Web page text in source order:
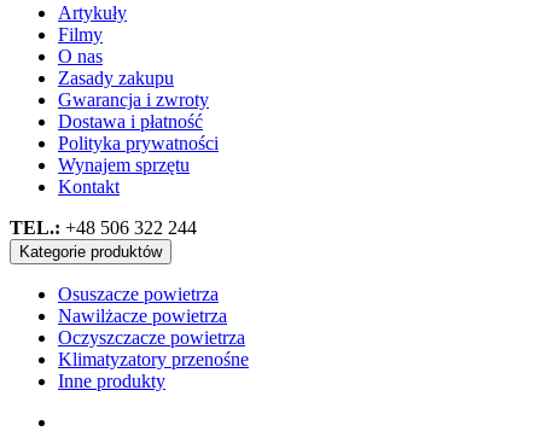
Artykuły
Filmy
O nas
Zasady zakupu
Gwarancja i zwroty
Dostawa i płatność
Polityka prywatności
Wynajem sprzętu
Kontakt
TEL.: +48 506 322 244
Kategorie produktów
Osuszacze powietrza
Nawilżacze powietrza
Oczyszczacze powietrza
Klimatyzatory przenośne
Inne produkty